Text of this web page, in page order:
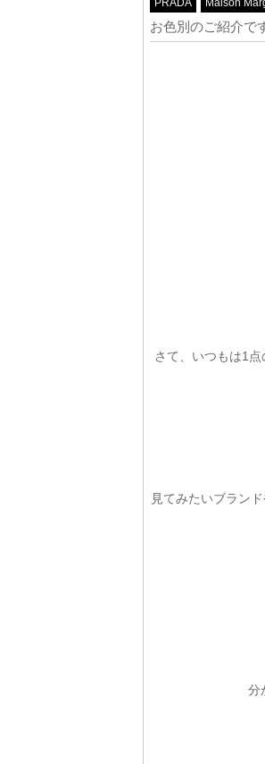
PRADA Maison
お色別のご紹介で
さて、いつもは1
見てみたいブラン
分